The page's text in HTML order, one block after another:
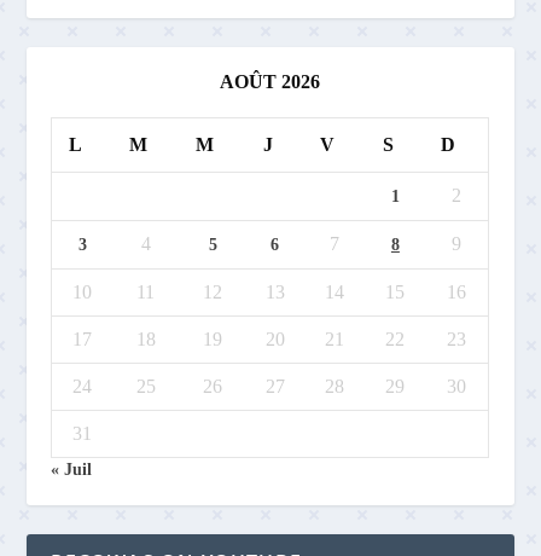
AOÛT 2026
L M M J V S D
1 2
3 4 5 6 7 8 9
10 11 12 13 14 15 16
17 18 19 20 21 22 23
24 25 26 27 28 29 30
31
« Juil